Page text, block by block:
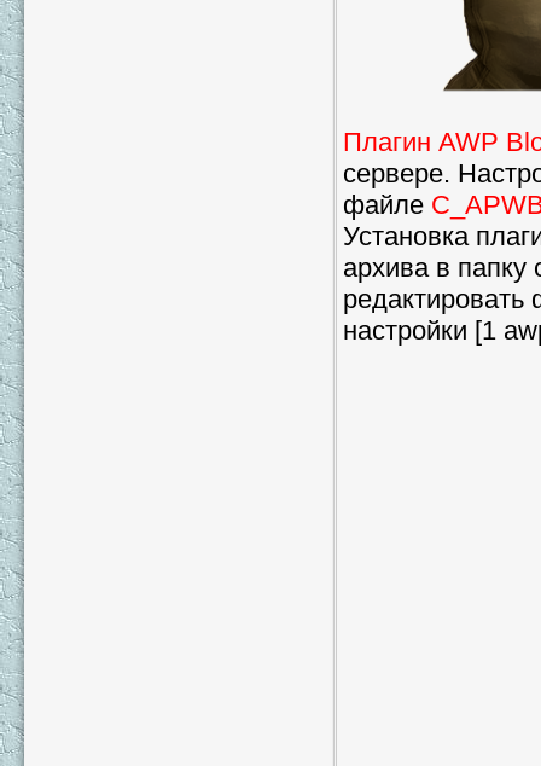
Плагин AWP
сервере.
файле
Установка
архива в папку
настройки [1